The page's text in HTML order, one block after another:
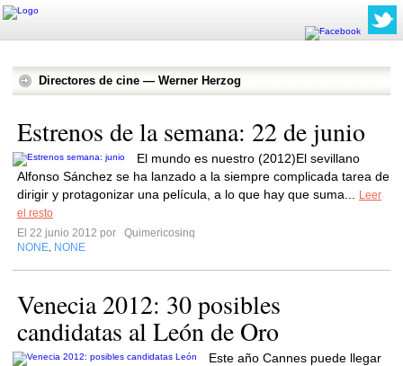
Directores de cine — Werner Herzog
Estrenos de la semana: 22 de junio
El mundo es nuestro (2012)El sevillano
Alfonso Sánchez se ha lanzado a la siempre complicada tarea de
dirigir y protagonizar una película, a lo que hay que suma...
Leer
el resto
El 22 junio 2012 por
Quimericosinq
NONE NONE
Venecia 2012: 30 posibles
candidatas al León de Oro
Este año Cannes puede llegar